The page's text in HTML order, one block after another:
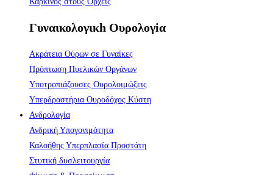
Γυναικολογικh Ουρολογiα
Ακράτεια Ούρων σε Γυναίκες
Πρόπτωση Πυελικών Οργάνων
Υποτροπιάζουσες Ουρολοιμώξεις
Υπερδραστήρια Ουροδόχος Κύστη
Ανδρολογία
Ανδρική Υπογονιμότητα
Καλοήθης Υπερπλασία Προστάτη
Στυτική δυσλειτουργία